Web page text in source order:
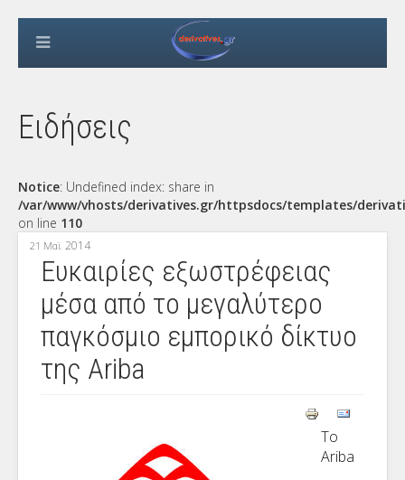
Ειδήσεις
Notice: Undefined index: share in
/var/www/vhosts/derivatives.gr/httpsdocs/templates/
on line 110
21 Μαϊ 2014
Ευκαιρίες εξωστρέφειας
μέσα από το μεγαλύτερο
παγκόσμιο εμπορικό δίκτυο
της Ariba
Το
Ariba